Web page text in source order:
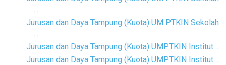
...
Jurusan dan Daya Tampung (Kuota) UM PTKIN Sekolah
...
Jurusan dan Daya Tampung (Kuota) UMPTKIN Institut ...
Jurusan dan Daya Tampung (Kuota) UMPTKIN Institut ...